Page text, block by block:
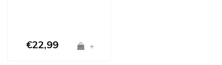
€22,99 +